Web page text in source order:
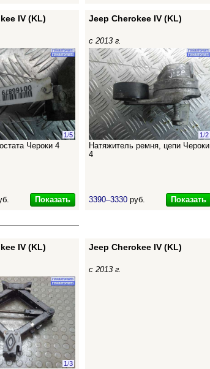
IV (KL)
1/5
Чероки 4
Показать
Jeep Cherokee IV (KL)
с 2013 г.
1/2
Натяжитель ремня, цепи Чероки
4
3390–3330 руб. Показать
IV (KL)
1/3
Jeep Cherokee IV (KL)
с 2013 г.